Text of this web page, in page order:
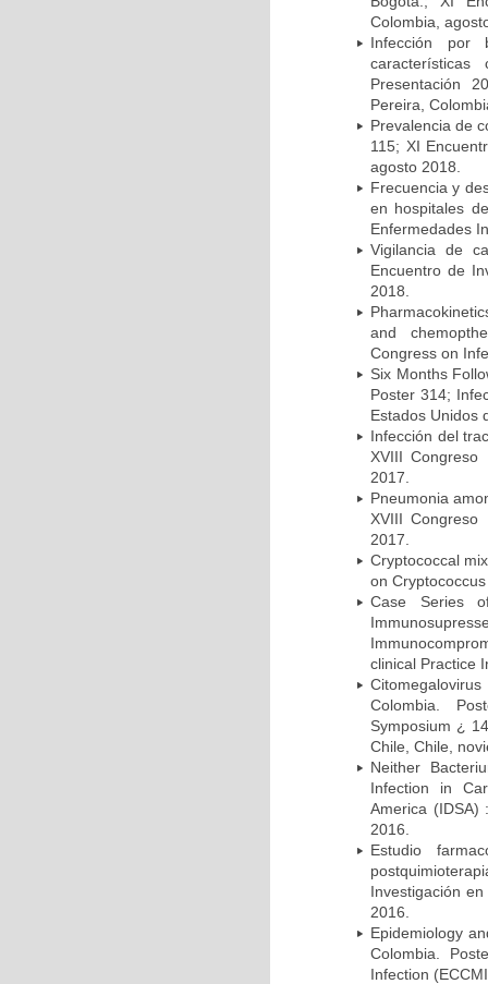
Colombia,
Infección por
Presentación
Pereira,
Prevalencia de
115; XI
agosto 2018.
Frecuencia y
en hospitales
Enfermedades
Vigilancia de
Encuentro de
2018.
and
Congress on
Six Months
Poster 314;
Estados Unidos
Infección del
XVIII
2017.
Pneumonia
XVIII
2017.
Cryptococcal
on
Case Series
clinical Practice
Colombia.
Symposium ¿
Chile, Chile,
Neither
Infection in
America (IDSA)
2016.
Estudio
Investigación
2016.
Epidemiology
Colombia.
Infection